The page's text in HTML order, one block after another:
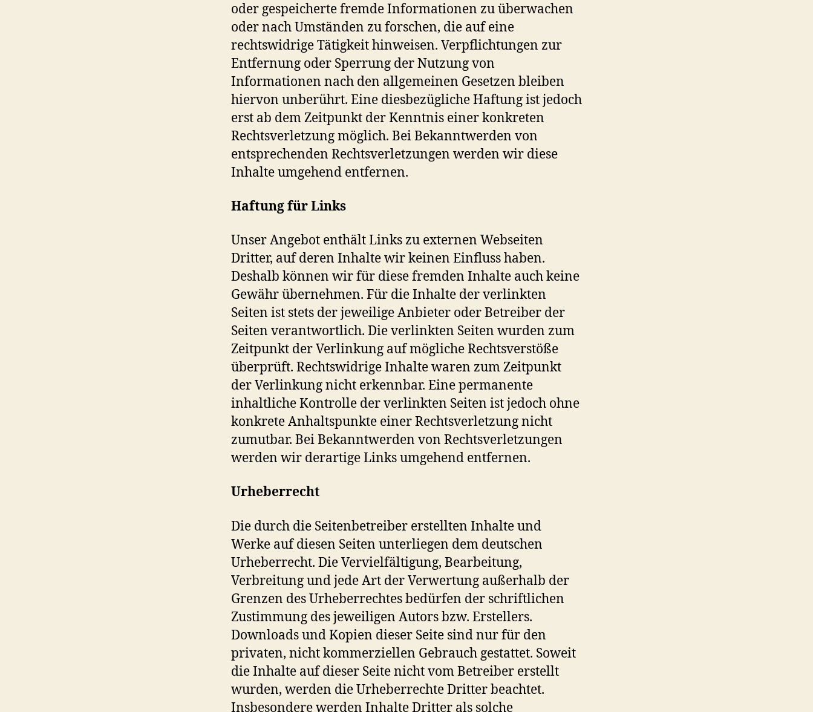
oder gespeicherte fremde Informationen zu überwachen
oder nach Umständen zu forschen, die auf eine
rechtswidrige Tätigkeit hinweisen. Verpflichtungen zur
Entfernung oder Sperrung der Nutzung von
Informationen nach den allgemeinen Gesetzen bleiben
hiervon unberührt. Eine diesbezügliche Haftung ist jedoch
erst ab dem Zeitpunkt der Kenntnis einer konkreten
Rechtsverletzung möglich. Bei Bekanntwerden von
entsprechenden Rechtsverletzungen werden wir diese
Inhalte umgehend entfernen.
Haftung für Links
Unser Angebot enthält Links zu externen Webseiten
Dritter, auf deren Inhalte wir keinen Einfluss haben.
Deshalb können wir für diese fremden Inhalte auch keine
Gewähr übernehmen. Für die Inhalte der verlinkten
Seiten ist stets der jeweilige Anbieter oder Betreiber der
Seiten verantwortlich. Die verlinkten Seiten wurden zum
Zeitpunkt der Verlinkung auf mögliche Rechtsverstöße
überprüft. Rechtswidrige Inhalte waren zum Zeitpunkt
der Verlinkung nicht erkennbar. Eine permanente
inhaltliche Kontrolle der verlinkten Seiten ist jedoch ohne
konkrete Anhaltspunkte einer Rechtsverletzung nicht
zumutbar. Bei Bekanntwerden von Rechtsverletzungen
werden wir derartige Links umgehend entfernen.
Urheberrecht
Die durch die Seitenbetreiber erstellten Inhalte und
Werke auf diesen Seiten unterliegen dem deutschen
Urheberrecht. Die Vervielfältigung, Bearbeitung,
Verbreitung und jede Art der Verwertung außerhalb der
Grenzen des Urheberrechtes bedürfen der schriftlichen
Zustimmung des jeweiligen Autors bzw. Erstellers.
Downloads und Kopien dieser Seite sind nur für den
privaten, nicht kommerziellen Gebrauch gestattet. Soweit
die Inhalte auf dieser Seite nicht vom Betreiber erstellt
wurden, werden die Urheberrechte Dritter beachtet.
Insbesondere werden Inhalte Dritter als solche